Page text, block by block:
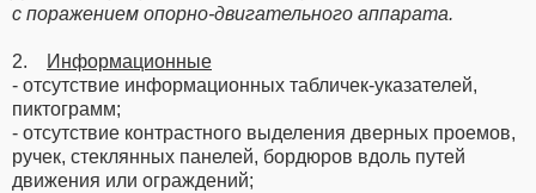
с поражением опорно-двигательного аппарата.
2.
Информационные
- отсутствие информационных табличек-указателей,
пиктограмм;
- отсутствие контрастного выделения дверных проемов,
ручек, стеклянных панелей, бордюров вдоль путей
движения или ограждений;